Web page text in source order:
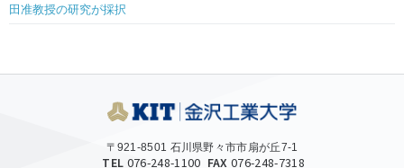
田准教授の研究が採択
〒921-8501 石川県野々市市扇が丘7-1
TEL 076-248-1100 FAX 076-248-7318